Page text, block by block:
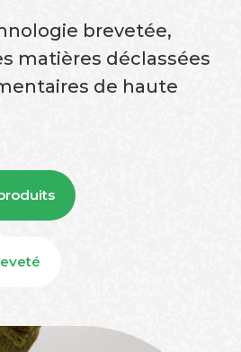
brevetée,
matières déclassées
de haute